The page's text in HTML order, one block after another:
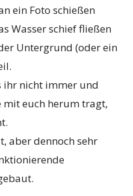
ein Foto schießen
Wasser schief fließen
Untergrund (oder ein
ihr nicht immer und
mit euch herum tragt,
aber dennoch sehr